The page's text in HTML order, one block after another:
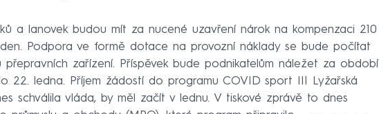
a lanovek budou mít za nucené uzavření nárok na kompenzaci 210
Podpora ve formě dotace na provozní náklady se bude počítat
zařízení. Příspěvek bude podnikatelům náležet za období
22. ledna. Příjem žádostí do programu COVID sport III Lyžařská
schválila vláda, by měl začít v lednu. V tiskové zprávě to dnes